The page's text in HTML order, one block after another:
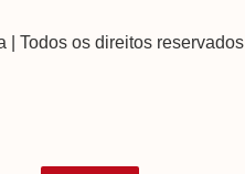
| Todos os direitos reservados